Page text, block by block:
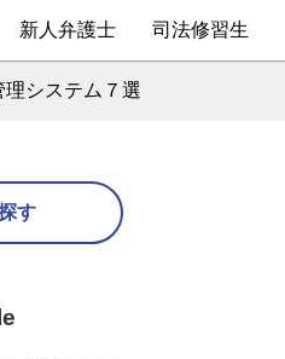
新人弁護士 司法修習生
理システム７選
す